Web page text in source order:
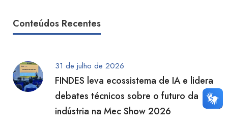
Conteúdos Recentes
31 de julho de 2026
FINDES leva ecossistema de IA e lidera
debates técnicos sobre o futuro da
indústria na Mec Show 2026